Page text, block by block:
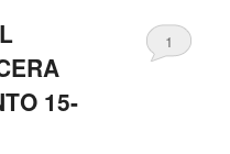
15-
1